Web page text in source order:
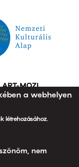
a webhelyen
létrehozásához.
nem